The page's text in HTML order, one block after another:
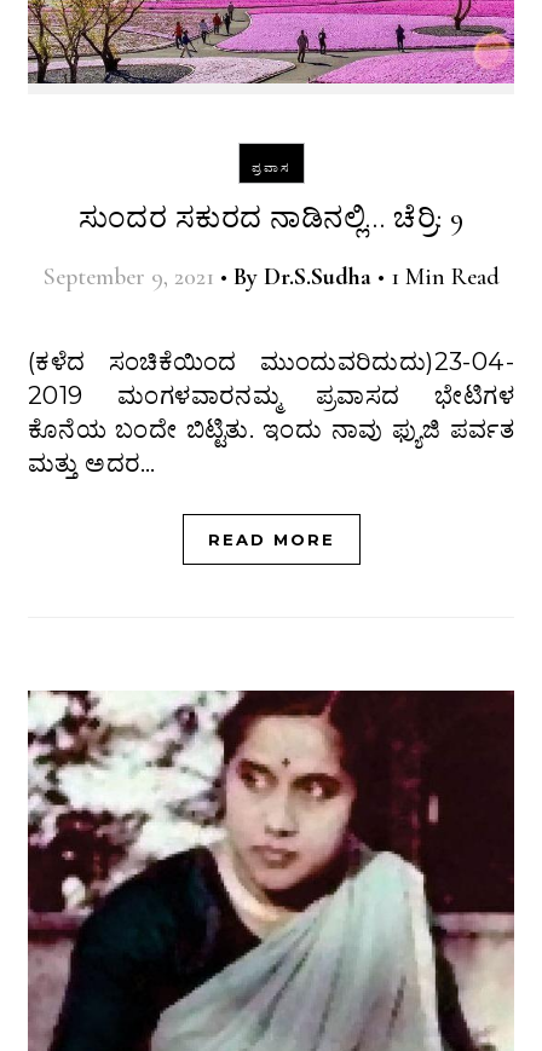
ಪ್ರವಾಸ
ಸುಂದರ ಸಕುರದ ನಾಡಿನಲ್ಲಿ… ಚೆರ್ರಿ: 9
September 9, 2021 • By Dr.S.Sudha • 1 Min Read
(ಕಳೆದ ಸಂಚಿಕೆಯಿಂದ ಮುಂದುವರಿದುದು)23-04-
2019 ಮಂಗಳವಾರನಮ್ಮ ಪ್ರವಾಸದ ಭೇಟಿಗಳ
ಕೊನೆಯ ಬಂದೇ ಬಿಟ್ಟಿತು. ಇಂದು ನಾವು ಫ್ಯುಜಿ ಪರ್ವತ
ಮತ್ತು ಅದರ…
READ MORE